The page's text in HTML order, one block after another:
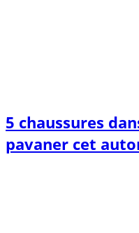
5 chaussures
pavaner cet